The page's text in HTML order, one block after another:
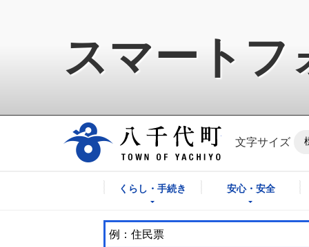
スマートフ
八千代町公式ホ
文字サイズ
くらし・手続き 安心・安全